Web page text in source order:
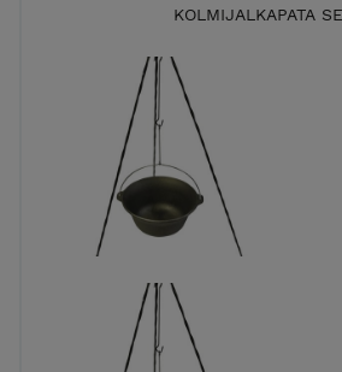
KOLMIJALKAPATA